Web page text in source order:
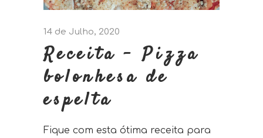
14 de Julho, 2020
Receita – Pizza
bolonhesa de
espelta
Fique com esta ótima receita para